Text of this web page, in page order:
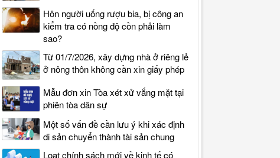
Hôn người uống rượu bia, bị công an
kiểm tra có nồng độ cồn phải làm
sao?
Từ 01/7/2026, xây dựng nhà ở riêng lẻ
ở nông thôn không cần xin giấy phép
Mẫu đơn xin Tòa xét xử vắng mặt tại
phiên tòa dân sự
Một số vấn đề cần lưu ý khi xác định
di sản chuyển thành tài sản chung
Loạt chính sách mới về kinh tế có